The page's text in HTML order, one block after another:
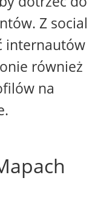
Z social
internautów
również
na